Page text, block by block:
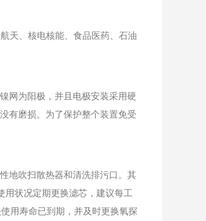
天、核电核能、食品医药、石油
网为阳极，并且电极安装采用硬
有磨损。为了保护整个装置免受
地吹扫散热器和清洗排污口。其
用状况定期更换滤芯，建议每工
用寿命已到期，并及时更换氧探